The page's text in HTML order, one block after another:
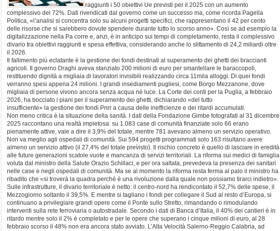
raggiunti i 50 obiettivi Ue previsti per il 2025 con un aumento
complessivo del 72%. Dati rivendicati dal governo come un successo ma, come ricorda Pagella
Politica, «l’analisi si concentra solo su alcuni progetti specifici, che rappresentano il 42 per cento
delle risorse che si sarebbero dovute spendere durante tutto lo scorso anno». Così se ad esempio la
digitalizzazione nella Pa corre e, anzi, è in anticipo sui tempi di completamento, resta il complessivo
divario tra obiettivi raggiunti e spesa effettiva, considerando anche lo slittamento di 24,2 miliardi oltre
il 2026.
Il fallimento più eclatante è la gestione dei fondi destinati al superamento dei ghetti dei braccianti
agricoli. Il governo Draghi aveva stanziato 200 milioni di euro per smantellare le baraccopoli,
restituendo dignità a migliaia di lavoratori invisibili realizzando circa 11mila alloggi. Di quei fondi
verranno spesi appena 24 milioni. I grandi insediamenti pugliesi, come Borgo Mezzanone, dove
migliaia di persone vivono ancora senza acqua né luce. La Corte dei conti per la Puglia, a febbraio
2026, ha bocciato i piani per il superamento dei ghetti, dichiarando «del tutto
insufficiente» la gestione dei fondi Pnrr a causa delle inefficienze e dei ritardi accumulati.
Non meno critica è la situazione della sanità. I dati della Fondazione Gimbe fotografati al 31 dicembre
2025 raccontano una realtà impietosa: su 1.083 case di comunità finanziate solo 66 erano
pienamente attive, vale a dire il 3,9% del totale, mentre 781 avevano almeno un servizio operativo.
Non va meglio agli ospedali di comunità. Sui 594 progetti programmati solo 163 risultano avere
almeno un servizio attivo (il 27,4% del totale previsto). Il rischio concreto è quello di lasciare in eredità
alle future generazioni scatole vuote e mancanza di servizi territoriali. La riforma sui medici di famiglia
voluta dal ministro della Salute Orazio Schillaci, e per ora saltata, prevedeva la presenza dei sanitari
nelle case e negli ospedali di comunità. Ma se al momento la riforma resta ferma al palo il ministro ha
ribadito che «si troverà la quadra perché è una rivoluzione dalla quale non possiamo tirarci indietro».
Sulle infrastrutture, il divario territoriale è netto: il centro-nord ha rendicontato il 52,7% delle spese, il
Mezzogiorno soltanto il 39,5%. E mentre si tagliano i fondi per collegare il Sud al resto d’Europa, si
continuano a privilegiare grandi opere come il Ponte sullo Stretto, rimandando o rimodulando
interventi sulla rete ferroviaria o autostradale. Secondo i dati di Banca d’Italia, il 40% dei cantieri è in
ritardo mentre solo il 2% è completato e per le opere che superano i cinque milioni di euro, al 28
febbraio scorso il 48% non era ancora stato avviato. L’Alta Velocità Salerno-Reggio Calabria, ad